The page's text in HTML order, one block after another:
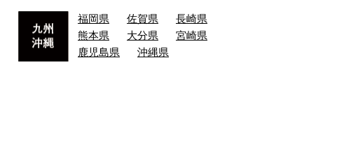
福岡県 佐賀県
長崎県
熊本県
大分県
宮崎県
鹿児島県
沖縄県